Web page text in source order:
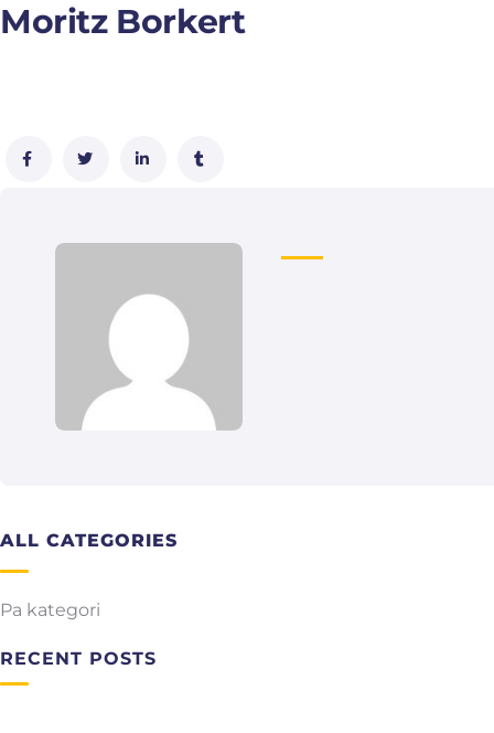
Moritz Borkert
ALL CATEGORIES
Pa kategori
RECENT POSTS